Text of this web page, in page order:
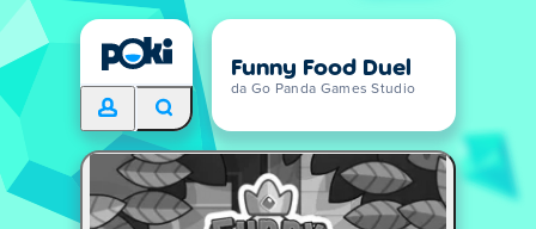
Funny Food Duel
da Go Panda Games Studio